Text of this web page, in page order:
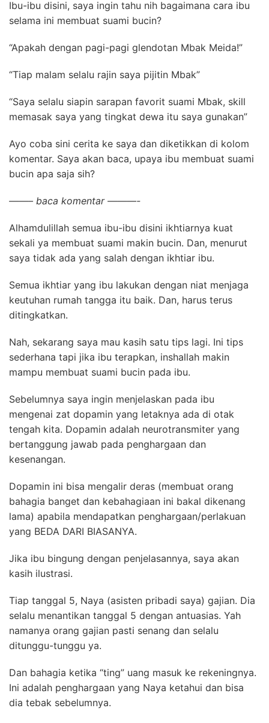
Ibu-ibu disini, saya ingin tahu nih bagaimana cara ibu
selama ini membuat suami bucin?
“Apakah dengan pagi-pagi glendotan Mbak Meida!”
“Tiap malam selalu rajin saya pijitin Mbak”
“Saya selalu siapin sarapan favorit suami Mbak, skill
memasak saya yang tingkat dewa itu saya gunakan”
Ayo coba sini cerita ke saya dan diketikkan di kolom
komentar. Saya akan baca, upaya ibu membuat suami
bucin apa saja sih?
——– baca komentar ———-
Alhamdulillah semua ibu-ibu disini ikhtiarnya kuat
sekali ya membuat suami makin bucin. Dan, menurut
saya tidak ada yang salah dengan ikhtiar ibu.
Semua ikhtiar yang ibu lakukan dengan niat menjaga
keutuhan rumah tangga itu baik. Dan, harus terus
ditingkatkan.
Nah, sekarang saya mau kasih satu tips lagi. Ini tips
sederhana tapi jika ibu terapkan, inshallah makin
mampu membuat suami bucin pada ibu.
Sebelumnya saya ingin menjelaskan pada ibu
mengenai zat dopamin yang letaknya ada di otak
tengah kita. Dopamin adalah neurotransmiter yang
bertanggung jawab pada penghargaan dan
kesenangan.
Dopamin ini bisa mengalir deras (membuat orang
bahagia banget dan kebahagiaan ini bakal dikenang
lama) apabila mendapatkan penghargaan/perlakuan
yang BEDA DARI BIASANYA.
Jika ibu bingung dengan penjelasannya, saya akan
kasih ilustrasi.
Tiap tanggal 5, Naya (asisten pribadi saya) gajian. Dia
selalu menantikan tanggal 5 dengan antuasias. Yah
namanya orang gajian pasti senang dan selalu
ditunggu-tunggu ya.
Dan bahagia ketika “ting” uang masuk ke rekeningnya.
Ini adalah penghargaan yang Naya ketahui dan bisa
dia tebak sebelumnya.